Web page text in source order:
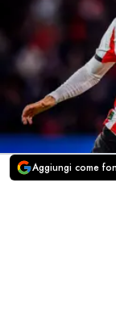
Aggiungi come